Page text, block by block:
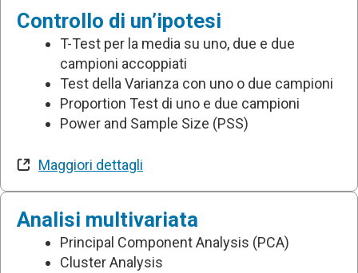
Controllo di un’ipotesi
T-Test per la media su uno, due e due
campioni accoppiati
Test della Varianza con uno o due campioni
Proportion Test di uno e due campioni
Power and Sample Size (PSS)
Maggiori dettagli
Analisi multivariata
Principal Component Analysis (PCA)
Cluster Analysis